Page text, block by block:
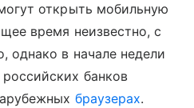
открыть мобильную
время неизвестно, с
однако в начале недели
банков
браузерах.